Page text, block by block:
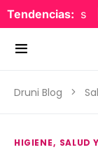
Tendencias:
labios
Druni Blog
HIGIENE SALUD